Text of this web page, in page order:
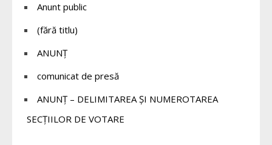
Anunt public
(fără titlu)
ANUNȚ
comunicat de presă
ANUNȚ – DELIMITAREA ȘI NUMEROTAREA
SECȚIILOR DE VOTARE